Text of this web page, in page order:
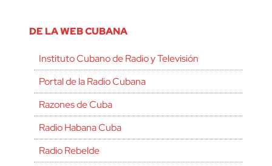
DE LA WEB CUBANA
Instituto Cubano de Radio y Televisión
Portal de la Radio Cubana
Razones de Cuba
Radio Habana Cuba
Radio Rebelde